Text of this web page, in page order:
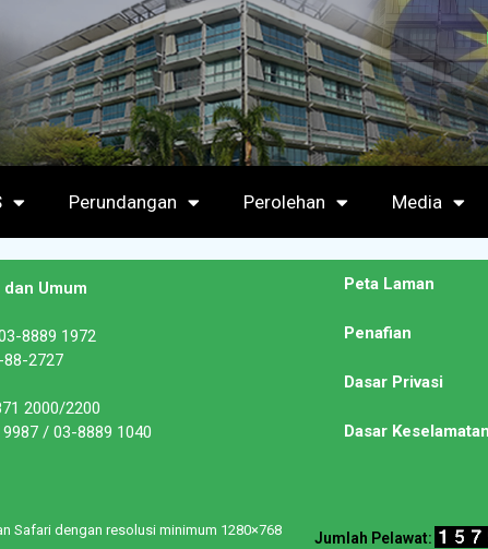
Perundangan Perolehan Media
Umum
8889 1972
88-2727
2000/2200
/ 03-8889 1040
Peta Laman
Penafian
Dasar Privasi
Dasar Keselamatan
Safari dengan resolusi minimum 1280×768
Jumlah Pelawat: